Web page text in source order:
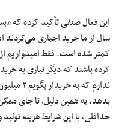
این فعال صنفی تأکید کرده که
سال از ما خرید اجباری می‌کردند
کمتر شده است. فقط امیدواریم
کرده باشند که دیگر نیازی به
بدهد. به همین دلیل، تا جای
حداقلی، با این شرایط هزینه